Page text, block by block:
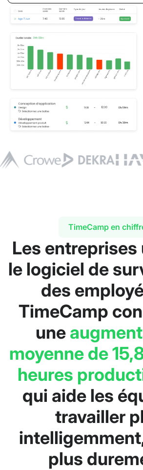
TimeCamp en
Les
le logiciel de
des
TimeCamp
une
moyenne de
heures
qui aide les
travailler
plus